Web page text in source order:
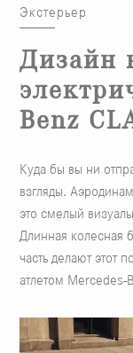
Экстерьер
Дизайн
Benz
Куда бы вы ни
взгляды.
это смелый
Длинная колесная
часть делают этот
атлетом Mercedes-